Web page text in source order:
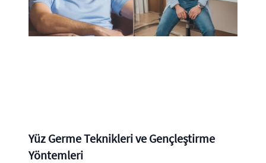
Yüz Germe Teknikleri ve Gençleştirme
Yöntemleri